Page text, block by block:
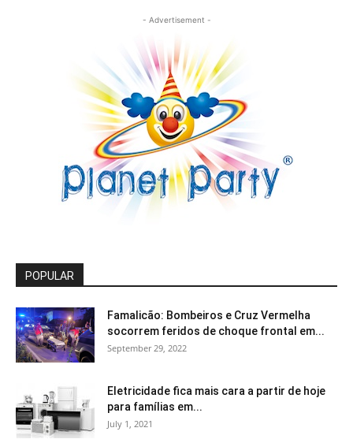
- Advertisement -
POPULAR
Famalicão: Bombeiros e Cruz Vermelha
socorrem feridos de choque frontal em...
September 29, 2022
Eletricidade fica mais cara a partir de hoje
para famílias em...
July 1, 2021